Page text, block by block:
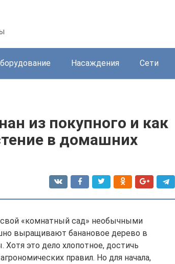
Насаждения Сети
из покупного и как
в домашних
«комнатный сад» необычными
выращивают банановое дерево в
это дело хлопотное, достичь
правил. Но для начала,